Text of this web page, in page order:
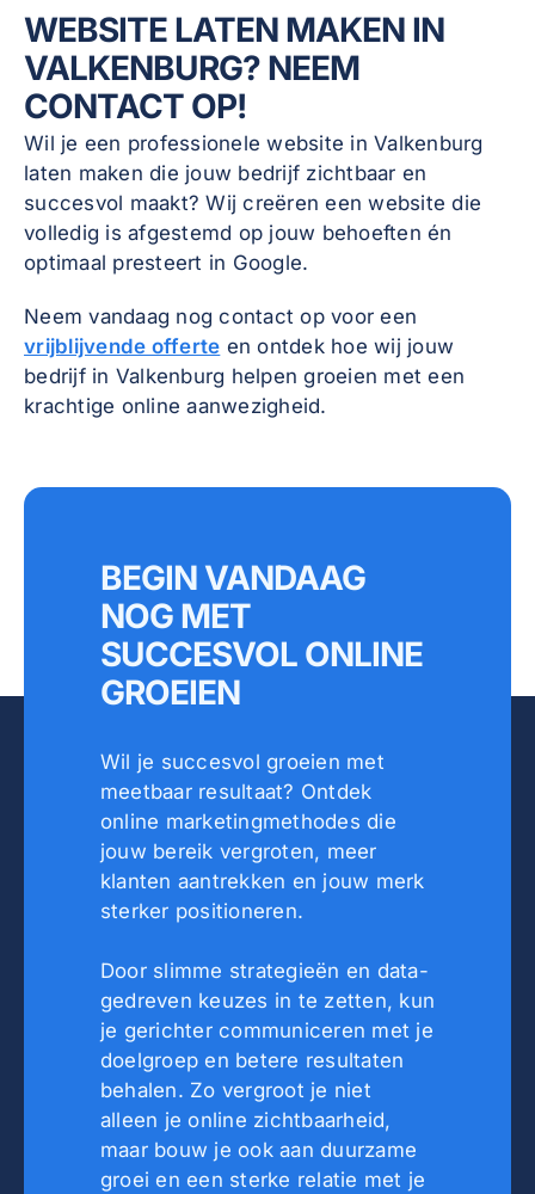
WEBSITE LATEN MAKEN IN
VALKENBURG? NEEM
CONTACT OP!
Wil je een professionele website in Valkenburg
laten maken die jouw bedrijf zichtbaar en
succesvol maakt? Wij creëren een website die
volledig is afgestemd op jouw behoeften én
optimaal presteert in Google.
Neem vandaag nog contact op voor een
vrijblijvende offerte en ontdek hoe wij jouw
bedrijf in Valkenburg helpen groeien met een
krachtige online aanwezigheid.
BEGIN VANDAAG
NOG MET
SUCCESVOL ONLINE
GROEIEN
Wil je succesvol groeien met
meetbaar resultaat? Ontdek
online marketingmethodes die
jouw bereik vergroten, meer
klanten aantrekken en jouw merk
sterker positioneren.
Door slimme strategieën en data-
gedreven keuzes in te zetten, kun
je gerichter communiceren met je
doelgroep en betere resultaten
behalen. Zo vergroot je niet
alleen je online zichtbaarheid,
maar bouw je ook aan duurzame
groei en een sterke relatie met je